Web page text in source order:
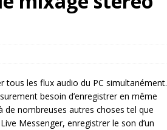
tous les flux audio du PC simultanément.
besoin d’enregistrer en même
de nombreuses autres choses tel que
Messenger, enregistrer le son d’un